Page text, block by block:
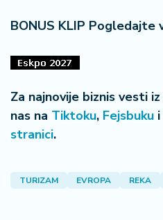
BONUS KLIP Pogledajte
Za najnovije biznis vesti
nas na Tiktoku, Fejsbuku
stranici.
TURIZAM EVROPA REKA